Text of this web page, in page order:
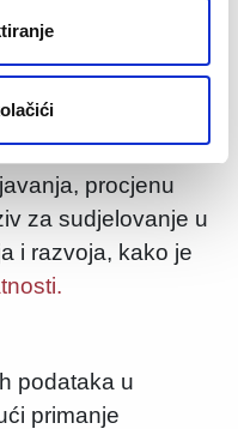
politici privatnosti.
podataka u svrhu
trenutnih i
procjenu
za sudjelovanje u
i razvoja, kako je
podataka u
primanje